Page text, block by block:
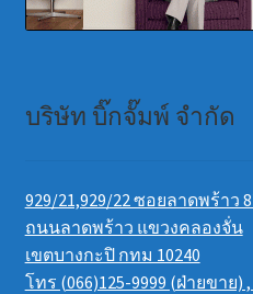
บริษัท บิ๊กจั๊มพ์ จำกัด
929/21,929/22 ซอยลาดพร้าว
ถนนลาดพร้าว แขวงคลองจั่น
เขตบางกะปิ กทม 10240
โทร (066)125-9999 (ฝ่ายขาย)